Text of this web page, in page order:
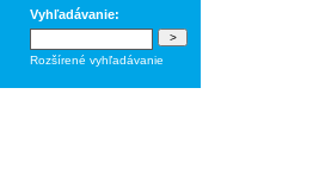
Vyhľadávanie:
Rozšírené vyhľadávanie